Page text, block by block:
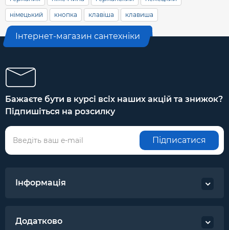
німецький кнопка клавіша клавиша
Інтернет-магазин сантехніки
Бажаєте бути в курсі всіх наших акцій та знижок?
Підпишіться на розсилку
Підписатися
Інформація
Додатково